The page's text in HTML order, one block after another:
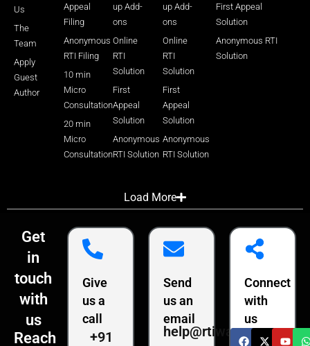
Us
The
Team
Apply
Guest
Author
Appeal
Filing
Anonymous
RTI Filing
10 min
Micro
Consultation
20 min
Micro
Consultation
up Add-
ons
Online
RTI
Solution
First
Appeal
Solution
Anonymous
RTI Solution
up Add-
ons
Online
RTI
Solution
First
Appeal
Solution
Anonymous
RTI Solution
First Appeal
Solution
Anonymous RTI
Solution
Load More
Get
in
touch
with
us
Reach
Give
us a
call
+91
Send
us an
email
help@rtiwala.com
Connect
with
us